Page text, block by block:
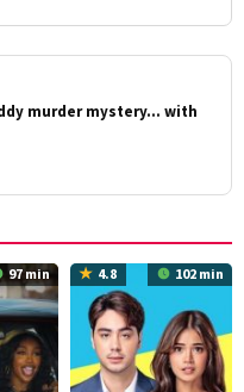
murder mystery… with
97 min 4.8 102 min